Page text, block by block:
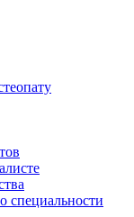
специальности